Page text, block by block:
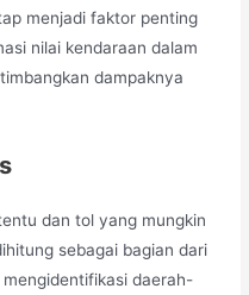
menjadi faktor penting
nilai kendaraan dalam
dampaknya
dan tol yang mungkin
sebagai bagian dari
daerah-